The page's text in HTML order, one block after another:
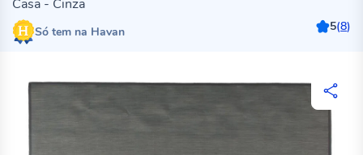
Casa - Cinza
Só tem na Havan 5(8)